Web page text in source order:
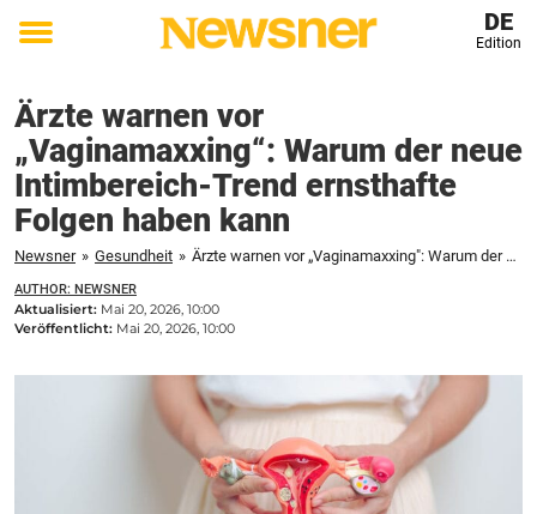
Toggle
DE
Edition
Ärzte warnen vor
„Vaginamaxxing“: Warum der neue
Intimbereich-Trend ernsthafte
Folgen haben kann
Newsner » Gesundheit » Ärzte warnen vor „Vaginamaxxing": Warum der neue Intimbereich-Trend ernsthafte Folgen haben kann
AUTHOR: NEWSNER
Aktualisiert: Mai 20, 2026, 10:00
Veröffentlicht: Mai 20, 2026, 10:00